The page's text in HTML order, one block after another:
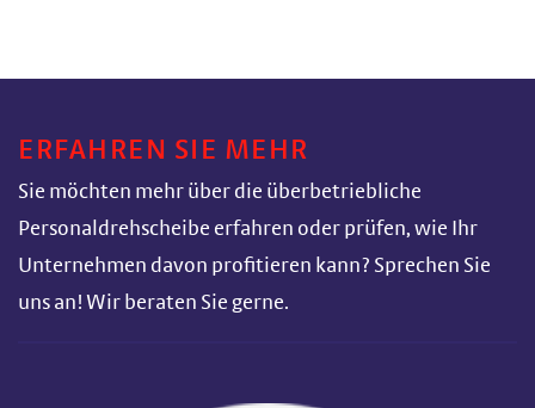
ERFAHREN SIE MEHR
Sie möchten mehr über die überbetriebliche
Personaldrehscheibe erfahren oder prüfen, wie Ihr
Unternehmen davon profitieren kann? Sprechen Sie
uns an! Wir beraten Sie gerne.